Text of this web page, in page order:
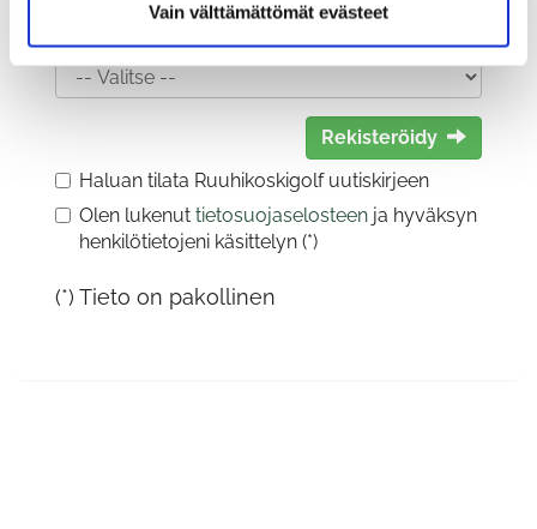
Vain välttämättömät evästeet
Sukupuoli:
Rekisteröidy
Haluan tilata Ruuhikoskigolf uutiskirjeen
Olen lukenut tietosuojaselosteen ja hyväksyn
henkilötietojeni käsittelyn (*)
(*) Tieto on pakollinen